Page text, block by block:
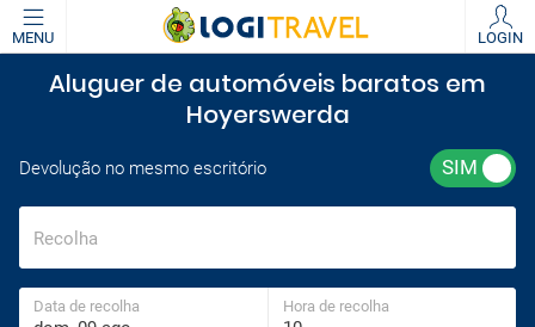
MENU LOGIN
Aluguer de automóveis baratos em
Hoyerswerda
Devolução no mesmo escritório
Recolha
Data de recolha Hora de recolha